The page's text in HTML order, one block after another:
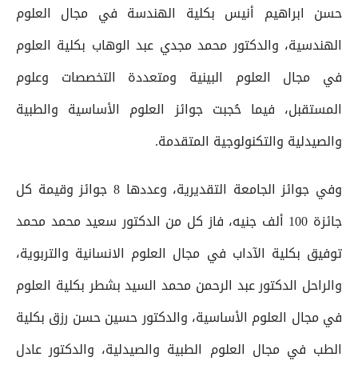
حسن ابراهيم أنيس بكلية الهندسة في مجال العلوم
الهندسية، والدكتور محمد مجدي عبد الوهاب بكلية العلوم
في مجال العلوم البينية ومتعددة التخصصات وعلوم
المستقبل، فيما حُجبت جوائز العلوم الأساسية والطبية
والصيدلية والتكنولوجية المتقدمة.
وفي جوائز الجامعة التقديرية، وعددها 8 جوائز وقيمة كل
جائزة 100 ألف جنيه، فاز كل من الدكتور سعيد محمد محمد
توفيق بكلية الآداب في مجال العلوم الانسانية والتربوية،
والراحل الدكتور عبد الرحمن محمد السيد بشطر بكلية العلوم
في مجال العلوم الأساسية، والدكتور حسين حسن رزق بكلية
الطب في مجال العلوم الطبية والصيدلية، والدكتور عادل